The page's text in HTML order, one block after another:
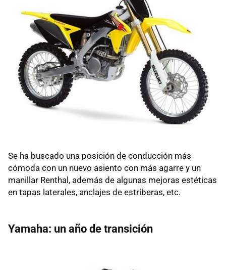
Se ha buscado una posición de conducción más
cómoda con un nuevo asiento con más agarre y un
manillar Renthal, además de algunas mejoras estéticas
en tapas laterales, anclajes de estriberas, etc.
Yamaha: un año de transición